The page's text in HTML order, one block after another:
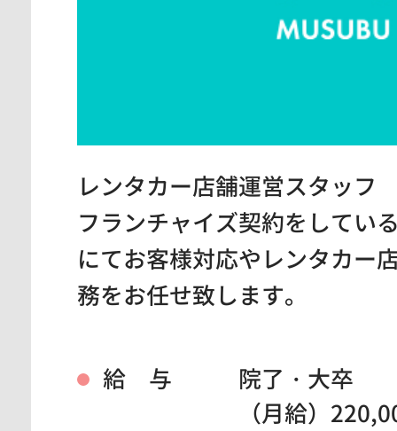
レンタカー店舗運営スタッフ
フランチャイズ契約をしてい
にてお客様対応やレンタカー
務をお任せ致します。
給 与
院了・大卒
（月給）